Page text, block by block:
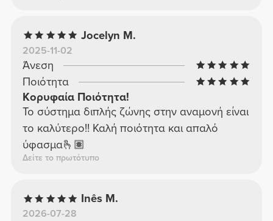
Jocelyn M.
2025-11-02
Άνεση
Ποιότητα
Κορυφαία Ποιότητα!
Το σύστημα διπλής ζώνης στην αναμονή είναι
το καλύτερο!! Καλή ποιότητα και απαλό
ύφασμα🫰🏽
Δείτε το πρωτότυπο
Inês M.
2026-07-28